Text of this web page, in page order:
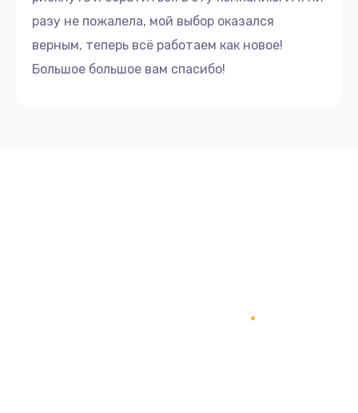
разу не пожалела, мой выбор оказался
верным, теперь всё работаем как новое!
Большое большое вам спасибо!